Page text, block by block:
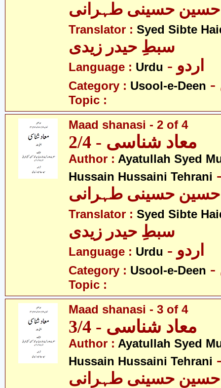
حسینی طہرانی
Translator : Syed Sibte
سبطِ حیدر زیدی
Language : Urdu - اردو
Category : Usool-e-Deen
Topic :
Maad shanasi - 2 of 4
معاد شناسی - 2/4
Author : Ayatullah Syed
Hussain Hussaini Tehrani
حسینی طہرانی
Translator : Syed Sibte
سبطِ حیدر زیدی
Language : Urdu - اردو
Category : Usool-e-Deen
Topic :
Maad shanasi - 3 of 4
معاد شناسی - 3/4
Author : Ayatullah Syed
Hussain Hussaini Tehrani
حسینی طہرانی